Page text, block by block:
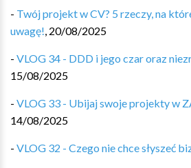
- Twój projekt w CV? 5 rzeczy, na
uwagę!, 20/08/2025
- VLOG 34 - DDD i jego czar oraz
15/08/2025
- VLOG 33 - Ubijaj swoje projekty w
14/08/2025
- VLOG 32 - Czego nie chce słyszeć